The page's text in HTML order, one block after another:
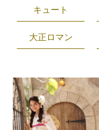
キュート
大正ロマン